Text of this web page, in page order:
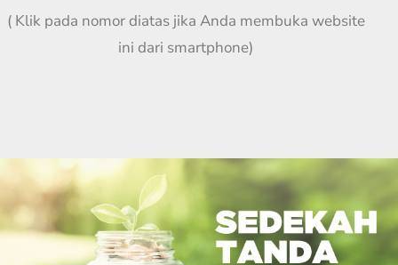
( Klik pada nomor diatas jika Anda membuka website
ini dari smartphone)